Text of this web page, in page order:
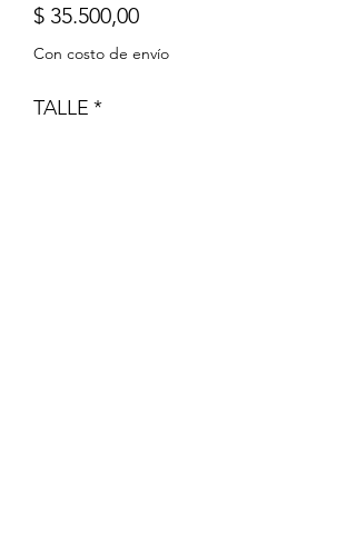
$ 35.500,00Precio
Con costo de envío
TALLE *